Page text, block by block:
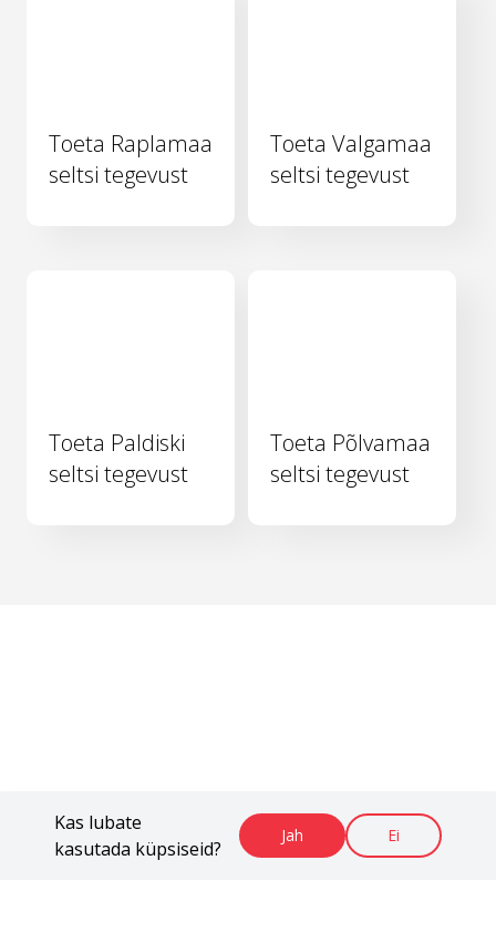
Kas lubate
kasutada küpsiseid?
Jah Ei
Toeta Raplamaa
seltsi tegevust
Toeta Valgamaa
seltsi tegevust
Toeta Paldiski
seltsi tegevust
Toeta Põlvamaa
seltsi tegevust